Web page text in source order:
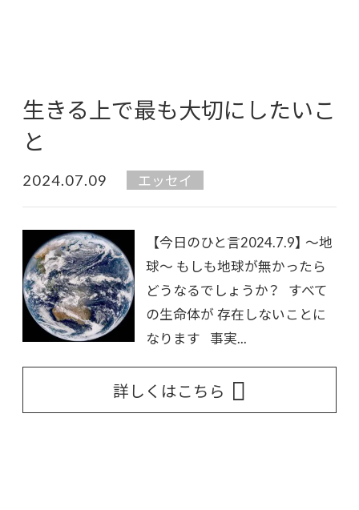
生きる上で最も大切にしたいこ
と
2024.07.09 エッセイ
【今日のひと言2024.7.9】 〜地
球〜 もしも地球が無かったら
どうなるでしょうか？ すべて
の生命体が 存在しないことに
なります 事実...
詳しくはこちら